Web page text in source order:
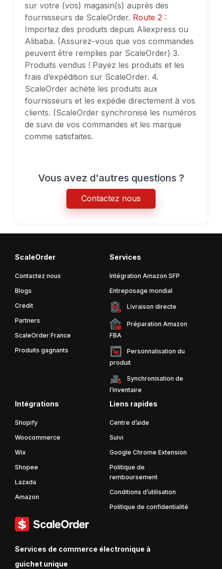
sur votre (vos) magasin(s) auprès des
fournisseurs de ScaleOrder. Route 2 :
Importez des produits depuis Aliexpress ou
Alibaba. (Assurez-vous que vos commandes
peuvent être remplies par ScaleOrder) 3.
Produits vendus ! Payez les produits et les
frais d’expédition sur ScaleOrder. 4.
ScaleOrder achète les produits aux
fournisseurs et les expédie directement à vos
clients. (ScaleOrder synchronise les numéros
de suivi de vos commandes et les marque
comme satisfaites.
Vous avez d'autres questions ?
Contactez nous
ScaleOrder
Contactez nous
Blogs
Credit
Partners
ScaleOrder France
Produits gagnants
Services
Intégration Amazon SFP
Entreposage mondial
Livraison directe
Préparation Amazon
FBA
Personnalisation du
produit
Synchronisation de
l’inventaire
Intégrations
Shopify
Woocommerce
Wix
Shopee
Lazada
Amazon
Liens rapides
Centre d’aide
Suivi
Google Chrome Extension
Politique de
remboursement
Conditions d’utilisation
Politique de confidentialité
Services de commerce électronique à
guichet unique